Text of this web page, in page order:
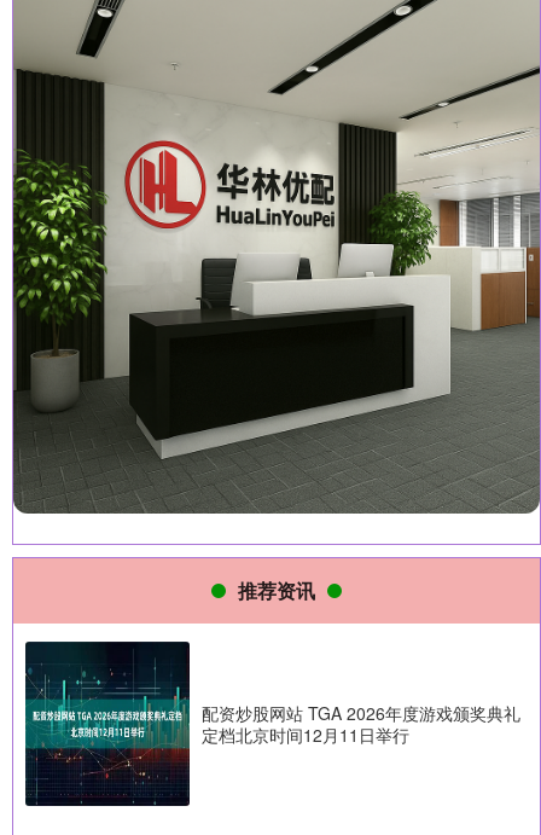
推荐资讯
配资炒股网站 TGA 2026年度游戏颁奖典礼
定档北京时间12月11日举行